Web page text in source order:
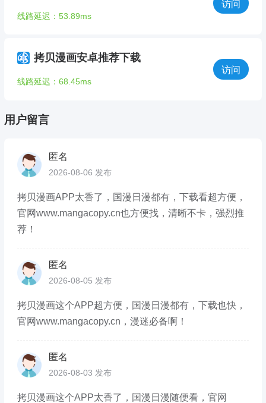
线路延迟：53.89ms
访问
拷贝漫画安卓推荐下载
线路延迟：68.45ms
访问
用户留言
匿名
2026-08-06 发布
拷贝漫画APP太香了，国漫日漫都有，下载看超方便，
官网www.mangacopy.cn也方便找，清晰不卡，强烈推
荐！
匿名
2026-08-05 发布
拷贝漫画这个APP超方便，国漫日漫都有，下载也快，
官网www.mangacopy.cn，漫迷必备啊！
匿名
2026-08-03 发布
拷贝漫画这个APP太香了，国漫日漫随便看，官网